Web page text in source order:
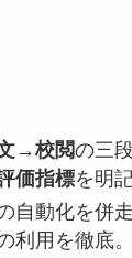
→校閲の三
価指標を明記
自動化を併
利用を徹底。